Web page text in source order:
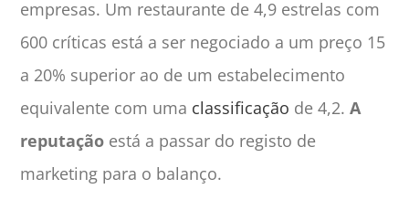
empresas. Um restaurante de 4,9 estrelas com
600 críticas está a ser negociado a um preço 15
a 20% superior ao de um estabelecimento
equivalente com uma classificação de 4,2.A
reputação está a passar do registo de
marketing para o balanço.